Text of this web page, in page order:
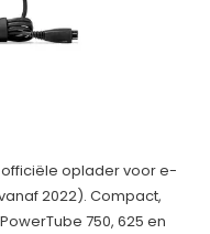
officiële oplader voor e-
2022). Compact,
750, 625 en